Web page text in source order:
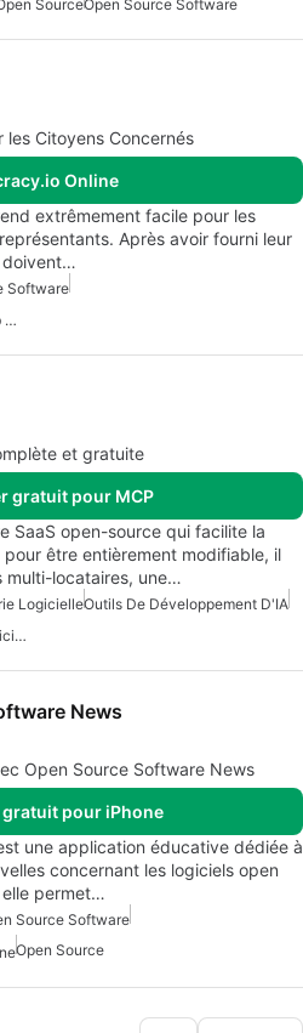
SourceOpen Source Software
les Citoyens Concernés
Online
extrêmement facile pour les
Après avoir fourni leur
doivent…
Software
Développement D'applications Web Gratuit
et gratuite
gratuit pour MCP
SaaS open-source qui facilite la
être entièrement modifiable, il
multi-locataires, une…
LogicielleOutils De Développement D'IA
Service De Développement De Logiciels D'IA
News
Open Source Software News
pour iPhone
une application éducative dédiée à
concernant les logiciels open
elle permet…
Source Software
Open Source